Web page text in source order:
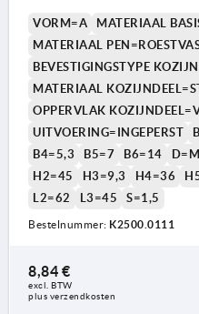
1) Afgeschuinde rand
2) Bevestigingstype
4) Uitvoering stift: zonder
6) Uitvoering stift: met gleuf
7) Zekeringshuls
8) Lasnok
VORM=A
MATERIAAL
MATERIAAL
BEVESTIGINGSTYPE
MATERIAAL
OPPERVLAK
UITVOERING=INGEPERST
B4=5,3
B5=7 B6=14
H2=45
H3=9,3 H4=36
L2=62
L3=45 S=1,5
Bestelnummer: K2500.0111
8,84 €
excl. BTW
plus verzendkosten